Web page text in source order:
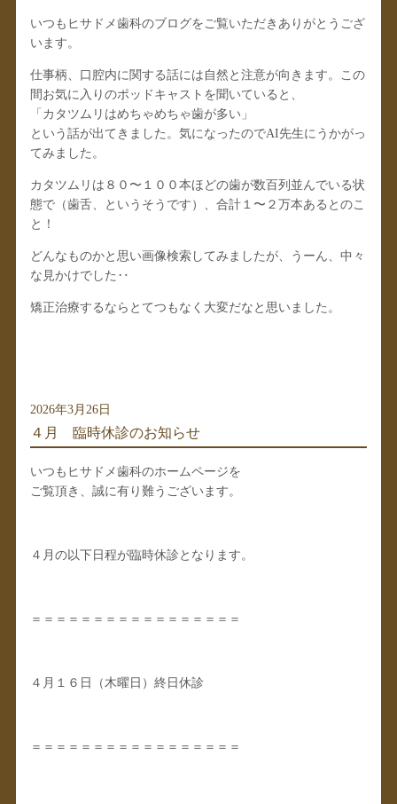
いつもヒサドメ歯科のブログをご覧いただきありがとうござ
います。
仕事柄、口腔内に関する話には自然と注意が向きます。この
間お気に入りのポッドキャストを聞いていると、
「カタツムリはめちゃめちゃ歯が多い」
という話が出てきました。気になったのでAI先生にうかがっ
てみました。
カタツムリは８０〜１００本ほどの歯が数百列並んでいる状
態で（歯舌、というそうです）、合計１〜２万本あるとのこ
と！
どんなものかと思い画像検索してみましたが、うーん、中々
な見かけでした‥
矯正治療するならとてつもなく大変だなと思いました。
2026年3月26日
４月 臨時休診のお知らせ
いつもヒサドメ歯科のホームページを
ご覧頂き、誠に有り難うございます。
４月の以下日程が臨時休診となります。
＝＝＝＝＝＝＝＝＝＝＝＝＝＝＝＝＝
４月１６日（木曜日）終日休診
＝＝＝＝＝＝＝＝＝＝＝＝＝＝＝＝＝